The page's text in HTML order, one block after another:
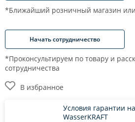
*Ближайший розничный магазин
Начать сотрудничество
*Проконсультируем по товару и
сотрудничества
В избранное
Условия гарантии
WasserKRAFT